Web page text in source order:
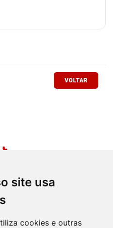
site usa
cookies e outras
VOLTAR
DO SUL